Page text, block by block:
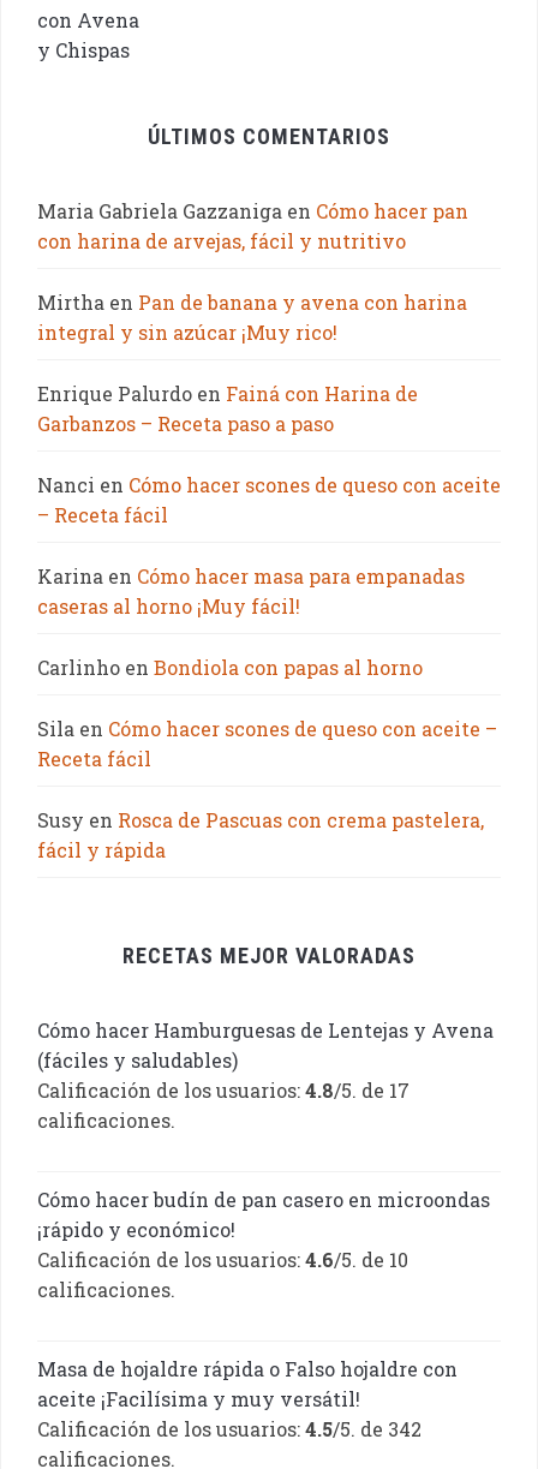
ÚLTIMOS COMENTARIOS
Maria Gabriela Gazzaniga en Cómo hacer pan
con harina de arvejas, fácil y nutritivo
Mirtha en Pan de banana y avena con harina
integral y sin azúcar ¡Muy rico!
Enrique Palurdo en Fainá con Harina de
Garbanzos – Receta paso a paso
Nanci en Cómo hacer scones de queso con aceite
– Receta fácil
Karina en Cómo hacer masa para empanadas
caseras al horno ¡Muy fácil!
Carlinho en Bondiola con papas al horno
Sila en Cómo hacer scones de queso con aceite –
Receta fácil
Susy en Rosca de Pascuas con crema pastelera,
fácil y rápida
RECETAS MEJOR VALORADAS
Cómo hacer Hamburguesas de Lentejas y Avena
(fáciles y saludables)
Calificación de los usuarios:4.8/5. de 17
calificaciones.
Cómo hacer budín de pan casero en microondas
¡rápido y económico!
Calificación de los usuarios:4.6/5. de 10
calificaciones.
Masa de hojaldre rápida o Falso hojaldre con
aceite ¡Facilísima y muy versátil!
Calificación de los usuarios:4.5/5. de 342
calificaciones.